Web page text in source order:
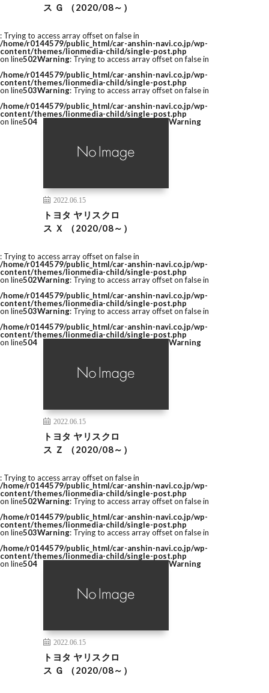
ス Ｇ （2020/08～）
: Trying to access array offset on false in
/home/r0144579/public_html/car-anshin-navi.co.jp/wp-
content/themes/lionmedia-child/single-post.php
on line502Warning: Trying to access array offset on false in
/home/r0144579/public_html/car-anshin-navi.co.jp/wp-
content/themes/lionmedia-child/single-post.php
on line503Warning: Trying to access array offset on false in
/home/r0144579/public_html/car-anshin-navi.co.jp/wp-
content/themes/lionmedia-child/single-post.php
on line504
2022.06.15
トヨタ ヤリスクロ
ス Ｘ （2020/08～）
Warning
: Trying to access array offset on false in
/home/r0144579/public_html/car-anshin-navi.co.jp/wp-
content/themes/lionmedia-child/single-post.php
on line502Warning: Trying to access array offset on false in
/home/r0144579/public_html/car-anshin-navi.co.jp/wp-
content/themes/lionmedia-child/single-post.php
on line503Warning: Trying to access array offset on false in
/home/r0144579/public_html/car-anshin-navi.co.jp/wp-
content/themes/lionmedia-child/single-post.php
on line504
2022.06.15
トヨタ ヤリスクロ
ス Ｚ （2020/08～）
Warning
: Trying to access array offset on false in
/home/r0144579/public_html/car-anshin-navi.co.jp/wp-
content/themes/lionmedia-child/single-post.php
on line502Warning: Trying to access array offset on false in
/home/r0144579/public_html/car-anshin-navi.co.jp/wp-
content/themes/lionmedia-child/single-post.php
on line503Warning: Trying to access array offset on false in
/home/r0144579/public_html/car-anshin-navi.co.jp/wp-
content/themes/lionmedia-child/single-post.php
on line504
2022.06.15
トヨタ ヤリスクロ
ス Ｇ （2020/08～）
Warning